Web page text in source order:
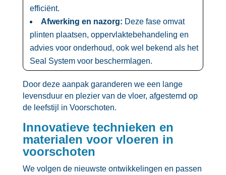
efficiënt.​
Afwerking en nazorg: Deze fase omvat
plinten plaatsen, oppervlaktebehandeling en
advies voor onderhoud, ook wel bekend als het
Seal System voor beschermlagen.​
Door deze aanpak garanderen we een lange
levensduur en plezier van de vloer, afgestemd op
de leefstijl in Voorschoten.​
Innovatieve technieken en
materialen voor vloeren in
voorschoten
We volgen de nieuwste ontwikkelingen en passen